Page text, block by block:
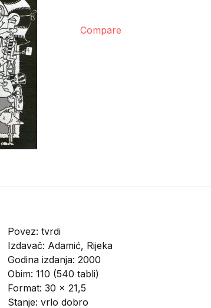
Compare
Povez: tvrdi
Izdavač: Adamić, Rijeka
Godina izdanja: 2000
Obim: 110 (540 tabli)
Format: 30 x 21,5
Stanje: vrlo dobro